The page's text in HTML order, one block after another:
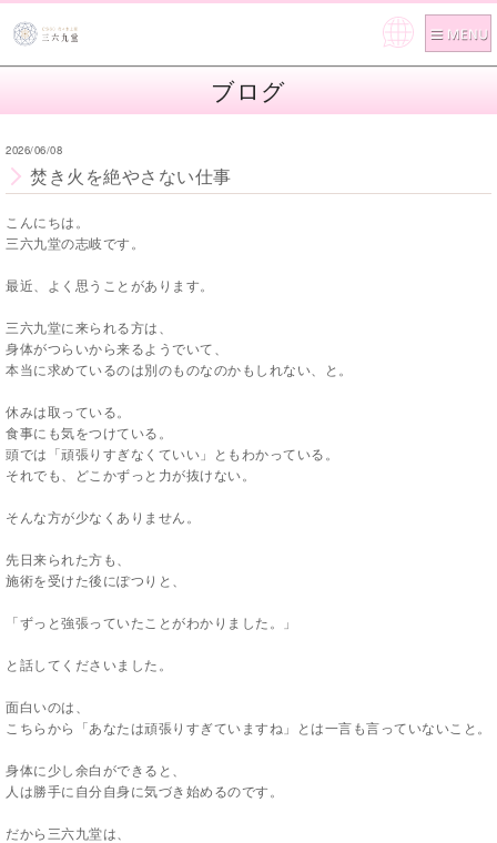
ブログ
2026/06/08
焚き火を絶やさない仕事
こんにちは。
三六九堂の志岐です。
最近、よく思うことがあります。
三六九堂に来られる方は、
身体がつらいから来るようでいて、
本当に求めているのは別のものなのかもしれない、と。
休みは取っている。
食事にも気をつけている。
頭では「頑張りすぎなくていい」ともわかっている。
それでも、どこかずっと力が抜けない。
そんな方が少なくありません。
先日来られた方も、
施術を受けた後にぽつりと、
「ずっと強張っていたことがわかりました。」
と話してくださいました。
面白いのは、
こちらから「あなたは頑張りすぎていますね」とは一言も言っていないこと。
身体に少し余白ができると、
人は勝手に自分自身に気づき始めるのです。
だから三六九堂は、